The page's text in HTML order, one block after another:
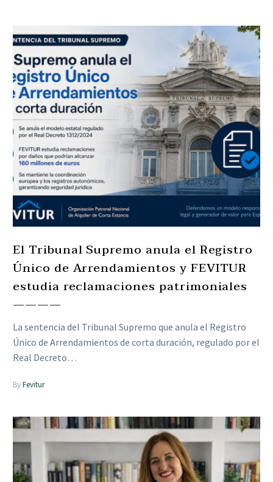
El Tribunal Supremo anula el Registro
Único de Arrendamientos y FEVITUR
estudia reclamaciones patrimoniales
————
La sentencia del Tribunal Supremo que anula el Registro
Único de Arrendamientos de corta duración, regulado por el
Real Decreto…
ByFevitur